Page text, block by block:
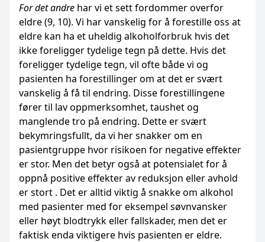
For det andre har vi et sett fordommer overfor
eldre (9, 10). Vi har vanskelig for å forestille oss at
eldre kan ha et uheldig alkoholforbruk hvis det
ikke foreligger tydelige tegn på dette. Hvis det
foreligger tydelige tegn, vil ofte både vi og
pasienten ha forestillinger om at det er svært
vanskelig å få til endring. Disse forestillingene
fører til lav oppmerksomhet, taushet og
manglende tro på endring. Dette er svært
bekymringsfullt, da vi her snakker om en
pasientgruppe hvor risikoen for negative effekter
er stor. Men det betyr også at potensialet for å
oppnå positive effekter av reduksjon eller avhold
er stort . Det er alltid viktig å snakke om alkohol
med pasienter med for eksempel søvnvansker
eller høyt blodtrykk eller fallskader, men det er
faktisk enda viktigere hvis pasienten er eldre.